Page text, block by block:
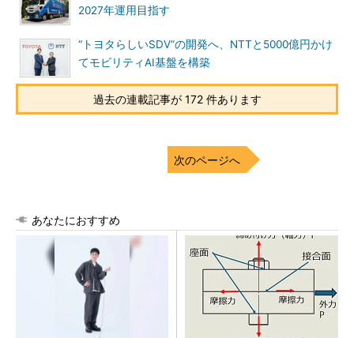
2027年運用目指す
“トヨタらしいSDV”の開発へ、NTTと5000億円かけ
てモビリティAI基盤を構築
過去の連載記事が 172 件あります
次のページへ
あなたにおすすめ